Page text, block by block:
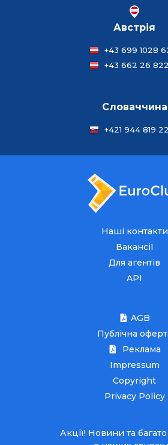
Австрія
+43 699 1028
+43 662 26
Словаччина
+421 944 819
Наші контакти
Вакансії
Для агентів
API
AGB
Публічна
Реклама
Impressum
Copyright
Privacy Policy
Акції! Новини та